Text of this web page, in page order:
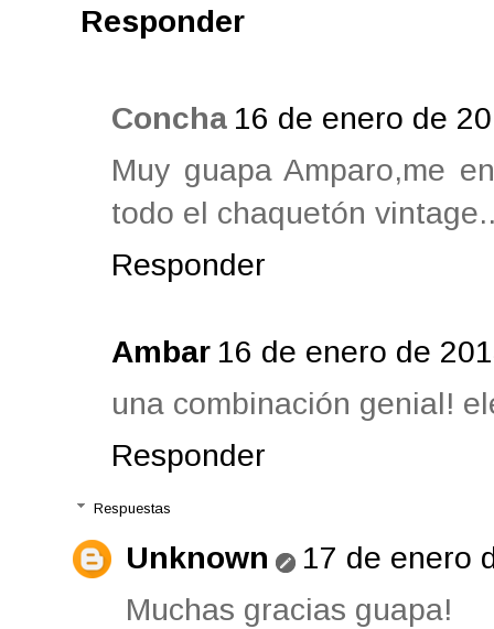
Responder
Concha 16 de enero de
Muy guapa Amparo,me
todo el chaquetón
Responder
Ambar 16 de enero de
una combinación genial!
Responder
Respuestas
Unknown
17 de enero
Muchas gracias guapa!